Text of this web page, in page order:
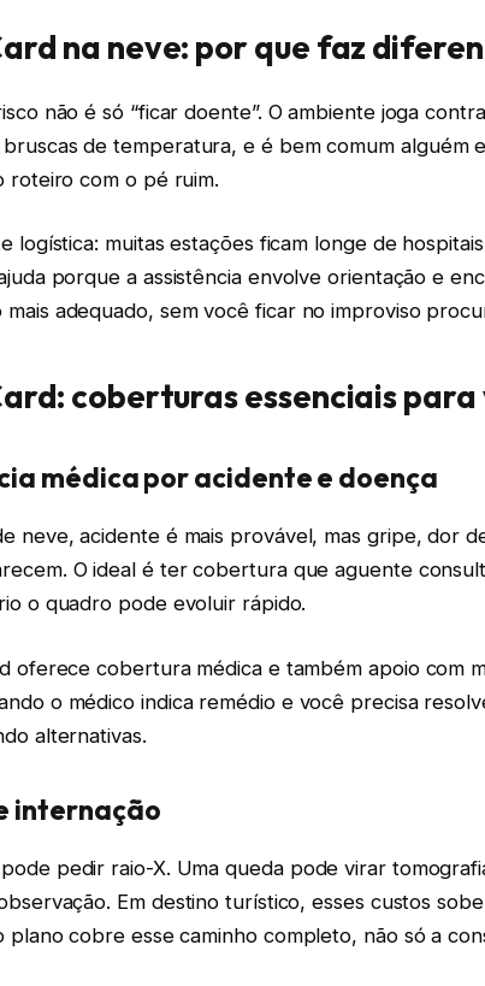
na neve: por que faz
não é só “ficar doente”. O ambiente joga
bruscas de temperatura, e é bem comum alguém
roteiro com o pé ruim.
logística: muitas estações ficam longe de
porque a assistência envolve orientação e
mais adequado, sem você ficar no improviso
coberturas essenciais
médica por acidente e doença
neve, acidente é mais provável, mas gripe, dor
O ideal é ter cobertura que aguente
o quadro pode evoluir rápido.
oferece cobertura médica e também apoio com
o médico indica remédio e você precisa
alternativas.
internação
pedir raio-X. Uma queda pode virar
Em destino turístico, esses custos
plano cobre esse caminho completo, não só a